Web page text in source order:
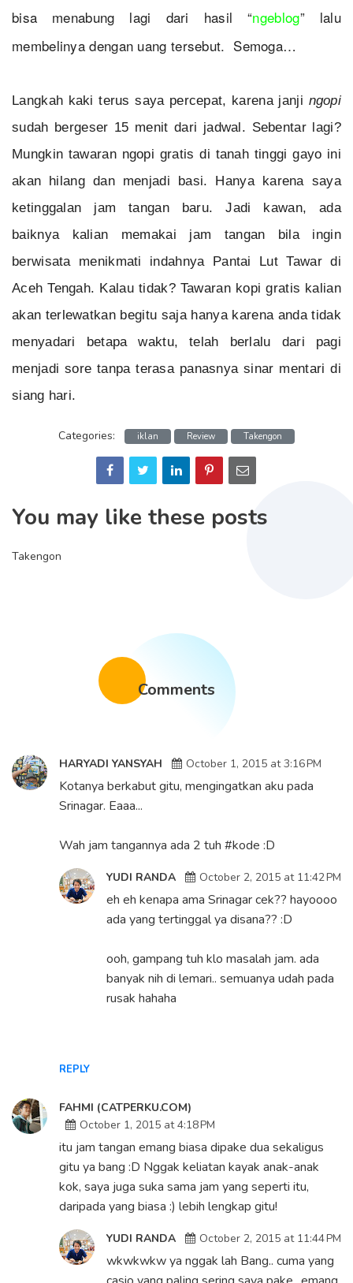
bisa menabung lagi dari hasil “ngeblog” lalu
membelinya dengan uang tersebut. Semoga…
Langkah kaki terus saya percepat, karena janji ngopi
sudah bergeser 15 menit dari jadwal. Sebentar lagi?
Mungkin tawaran ngopi gratis di tanah tinggi gayo ini
akan hilang dan menjadi basi. Hanya karena saya
ketinggalan jam tangan baru. Jadi kawan, ada
baiknya kalian memakai jam tangan bila ingin
berwisata menikmati indahnya Pantai Lut Tawar di
Aceh Tengah. Kalau tidak? Tawaran kopi gratis kalian
akan terlewatkan begitu saja hanya karena anda tidak
menyadari betapa waktu, telah berlalu dari pagi
menjadi sore tanpa terasa panasnya sinar mentari di
siang hari.
Categories: iklan Review Takengon
You may like these posts
Takengon
Comments
HARYADI YANSYAH October 1, 2015 at 3:16 PM
Kotanya berkabut gitu, mengingatkan aku pada
Srinagar. Eaaa...
Wah jam tangannya ada 2 tuh #kode :D
REPLY
YUDI RANDA October 2, 2015 at 11:42 PM
eh eh kenapa ama Srinagar cek?? hayoooo
ada yang tertinggal ya disana?? :D
ooh, gampang tuh klo masalah jam. ada
banyak nih di lemari.. semuanya udah pada
rusak hahaha
FAHMI (CATPERKU.COM)
October 1, 2015 at 4:18 PM
itu jam tangan emang biasa dipake dua sekaligus
gitu ya bang :D Nggak keliatan kayak anak-anak
kok, saya juga suka sama jam yang seperti itu,
daripada yang biasa :) lebih lengkap gitu!
YUDI RANDA October 2, 2015 at 11:44 PM
wkwkwkw ya nggak lah Bang.. cuma yang